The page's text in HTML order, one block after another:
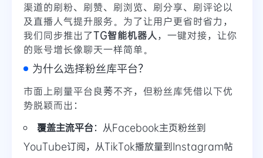
渠道的刷粉、刷赞、刷浏览、刷分享、刷评论以
及直播人气提升服务。为了让用户更省时省力，
我们同步推出了TG智能机器人 ，一键对接，让你
的账号增长像聊天一样简单。
为什么选择粉丝库平台？
市面上刷量平台良莠不齐，但粉丝库凭借以下优
势脱颖而出：
覆盖主流平台：从Facebook主页粉丝到
YouTube订阅，从TikTok播放量到Instagram帖